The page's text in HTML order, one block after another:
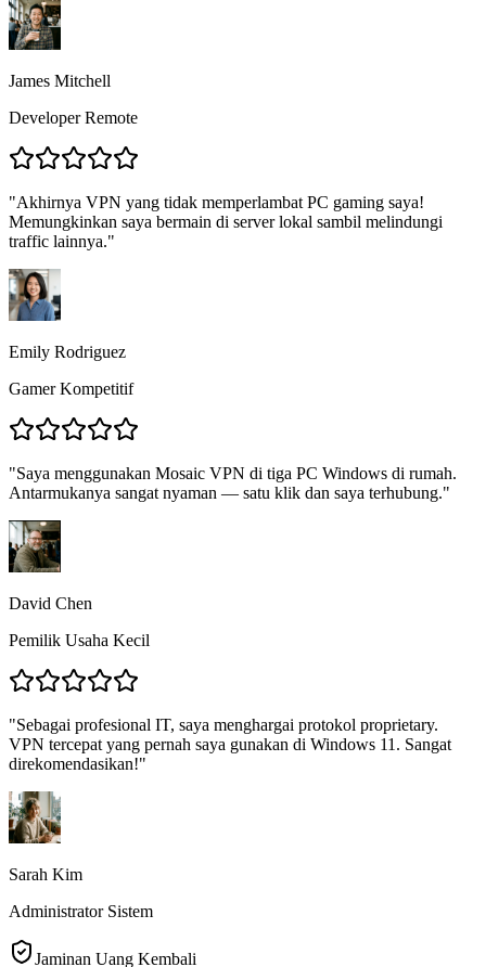
James Mitchell
Developer Remote
"Akhirnya VPN yang tidak memperlambat PC gaming saya!
Memungkinkan saya bermain di server lokal sambil melindungi
traffic lainnya."
Emily Rodriguez
Gamer Kompetitif
"Saya menggunakan Mosaic VPN di tiga PC Windows di rumah.
Antarmukanya sangat nyaman — satu klik dan saya terhubung."
David Chen
Pemilik Usaha Kecil
"Sebagai profesional IT, saya menghargai protokol proprietary.
VPN tercepat yang pernah saya gunakan di Windows 11. Sangat
direkomendasikan!"
Sarah Kim
Administrator Sistem
Jaminan Uang Kembali